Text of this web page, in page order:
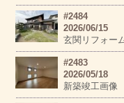
#2484
2026/06/15
玄関リフォー
#2483
2026/05/18
新築竣工画